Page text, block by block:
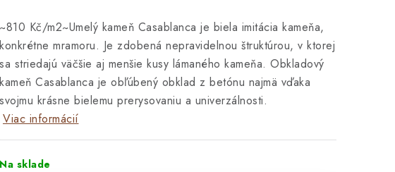
~810 Kč/m2~Umelý kameň Casablanca je biela imitácia kameňa,
konkrétne mramoru. Je zdobená nepravidelnou štruktúrou, v ktorej
sa striedajú väčšie aj menšie kusy lámaného kameňa. Obkladový
kameň Casablanca je obľúbený obklad z betónu najmä vďaka
svojmu krásne bielemu prerysovaniu a univerzálnosti.
Viac informácií
Na sklade